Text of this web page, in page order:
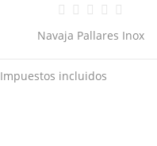
Navaja Pallares Inox
Impuestos incluidos